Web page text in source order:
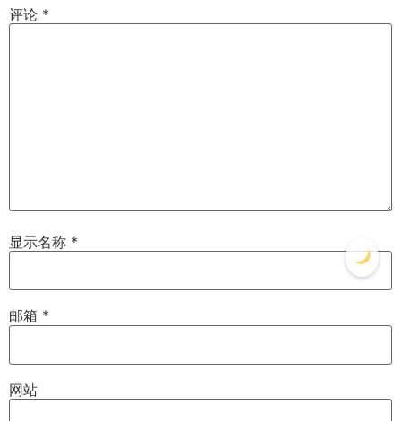
评论 *
显示名称 *
邮箱 *
网站